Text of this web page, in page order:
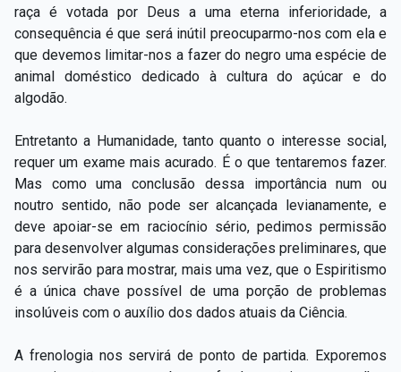
raça é votada por Deus a uma eterna inferioridade, a
consequência é que será inútil preocuparmo-nos com ela e
que devemos limitar-nos a fazer do negro uma espécie de
animal doméstico dedicado à cultura do açúcar e do
algodão.
Entretanto a Humanidade, tanto quanto o interesse social,
requer um exame mais acurado. É o que tentaremos fazer.
Mas como uma conclusão dessa importância num ou
noutro sentido, não pode ser alcançada levianamente, e
deve apoiar-se em raciocínio sério, pedimos permissão
para desenvolver algumas considerações preliminares, que
nos servirão para mostrar, mais uma vez, que o Espiritismo
é a única chave possível de uma porção de problemas
insolúveis com o auxílio dos dados atuais da Ciência.
A frenologia nos servirá de ponto de partida. Exporemos